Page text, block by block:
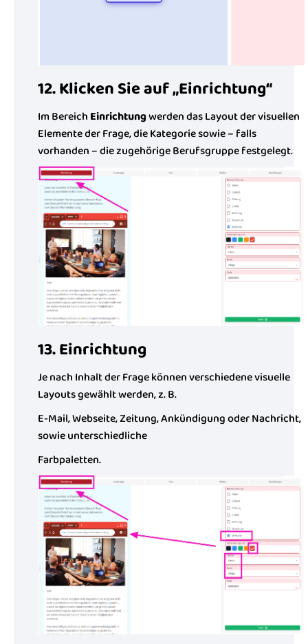
12. Klicken Sie auf „Einrichtung“
Im Bereich Einrichtungwerden das Layout der visuellen
Elemente der Frage, die Kategorie sowie – falls
vorhanden – die zugehörige Berufsgruppe festgelegt.
13. Einrichtung
Je nach Inhalt der Frage können verschiedene visuelle
Layouts gewählt werden, z. B.
E-Mail, Webseite, Zeitung, Ankündigung oder Nachricht,
sowie unterschiedliche
Farbpaletten.